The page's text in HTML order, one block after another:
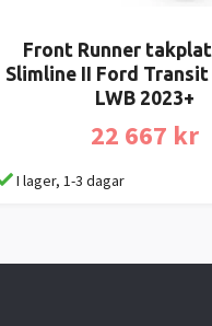
Front Runner
Slimline II Ford
LWB 2023+
22 667 kr
I lager, 1-3 dagar